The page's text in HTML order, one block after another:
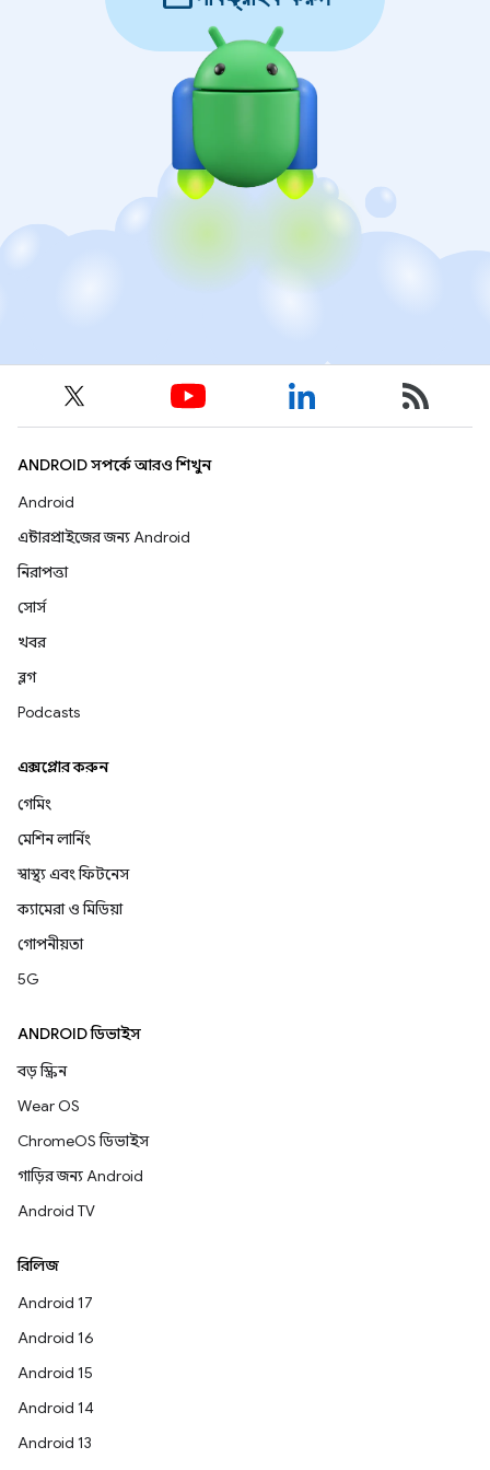
ANDROID সম্পর্কে আরও শিখুন
Android
এন্টারপ্রাইজের জন্য Android
নিরাপত্তা
সোর্স
খবর
ব্লগ
Podcasts
এক্সপ্লোর করুন
গেমিং
মেশিন লার্নিং
স্বাস্থ্য এবং ফিটনেস
ক্যামেরা ও মিডিয়া
গোপনীয়তা
5G
ANDROID ডিভাইস
বড় স্ক্রিন
Wear OS
ChromeOS ডিভাইস
গাড়ির জন্য Android
Android TV
রিলিজ
Android 17
Android 16
Android 15
Android 14
Android 13